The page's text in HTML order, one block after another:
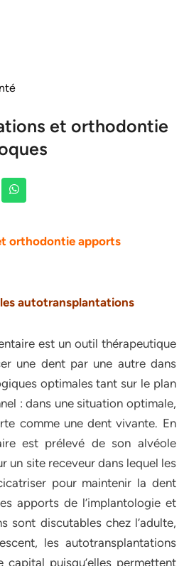
et orthodontie
orthodontie apports
autotransplantations
est un outil thérapeutique
une dent par une autre dans
optimales tant sur le plan
: dans une situation optimale,
comme une dent vivante. En
est prélevé de son alvéole
un site receveur dans lequel les
pour maintenir la dent
apports de l’implantologie et
sont discutables chez l’adulte,
les autotransplantations
capital puisqu’elles permettent